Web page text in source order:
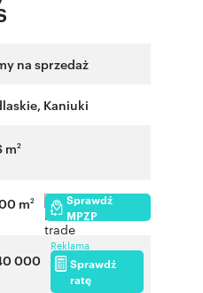
na sprzedaż
, Kaniuki
m2
m2
Sprawdź
MPZP
000
Reklama
Sprawdź
ratę